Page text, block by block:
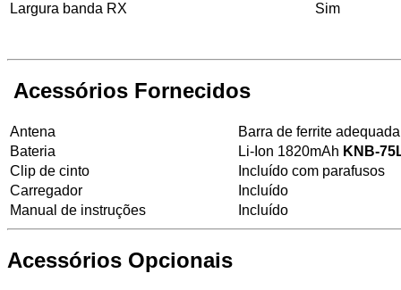
Largura banda RX
Sim
Acessórios Fornecidos
Antena
Barra de ferrite
Bateria
Li-Ion 1820mAh KNB-
Clip de cinto
Incluído com parafusos
Carregador
Incluído
Manual de instruções
Incluído
Acessórios Opcionais